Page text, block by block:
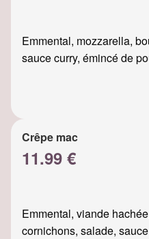
Emmental, mozzarella,
sauce curry, émincé de
Crêpe mac
11.99 €
Emmental, viande
cornichons, salade,